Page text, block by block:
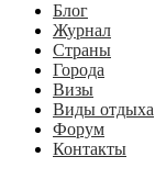
Блог
Журнал
Страны
Города
Визы
Виды отдыха
Форум
Контакты